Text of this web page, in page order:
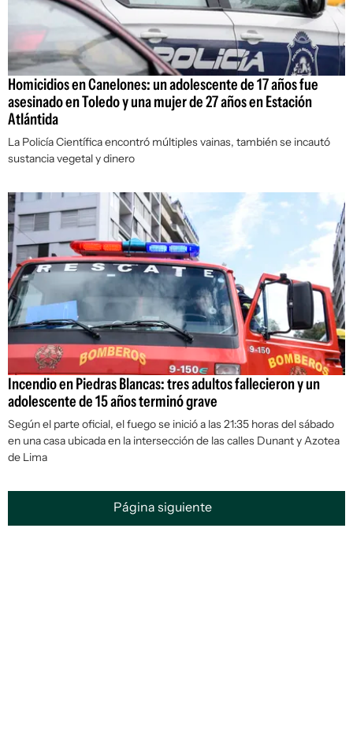
Homicidios en Canelones: un adolescente de 17 años fue
asesinado en Toledo y una mujer de 27 años en Estación
Atlántida
La Policía Científica encontró múltiples vainas, también se incautó
sustancia vegetal y dinero
Incendio en Piedras Blancas: tres adultos fallecieron y un
adolescente de 15 años terminó grave
Según el parte oficial, el fuego se inició a las 21:35 horas del sábado
en una casa ubicada en la intersección de las calles Dunant y Azotea
de Lima
Página siguiente